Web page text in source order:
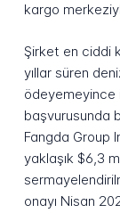
kargo
Şirket en ciddi
yıllar süren
ödeyemeyince
başvurusunda
Fangda Group
yaklaşık $6,3
onayı Nisan